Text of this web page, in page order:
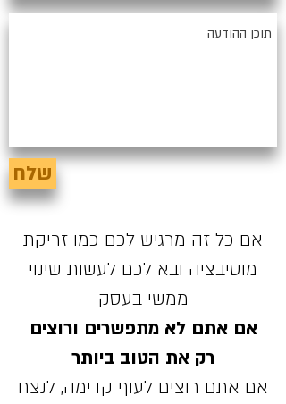
אם כל זה מרגיש לכם כמו זריקת
מוטיבציה ובא לכם לעשות שינוי
ממשי בעסק
אם אתם לא מתפשרים ורוצים
רק את הטוב ביותר
אם אתם רוצים לעוף קדימה, לנצח
שלח